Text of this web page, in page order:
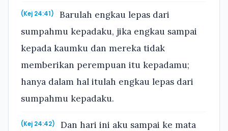
(Kej 24:41)
Barulah engkau lepas dari
sumpahmu kepadaku, jika engkau sampai
kepada kaumku dan mereka tidak
memberikan perempuan itu kepadamu;
hanya dalam hal itulah engkau lepas dari
sumpahmu kepadaku.
(Kej 24:42)
Dan hari ini aku sampai ke mata